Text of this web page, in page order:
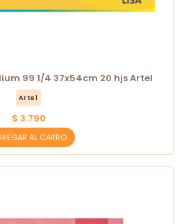
99 1/4 37x54cm 20 hjs Artel
Artel
$ 3.790
AL CARRO